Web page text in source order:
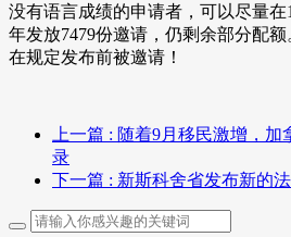
没有语言成绩的申请者，可以尽量
年发放7479份邀请，仍剩余部分配
在规定发布前被邀请！
上一篇 : 随着9月移民激增，加
录
下一篇 : 新斯科舍省发布新的